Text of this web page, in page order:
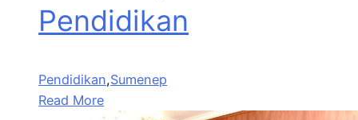
Pendidikan
Pendidikan,Sumenep
Read More